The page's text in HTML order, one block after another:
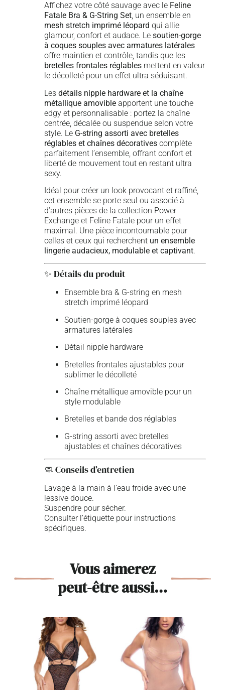
Affichez votre côté sauvage avec le Feline
Fatale Bra & G-String Set, un ensemble en
mesh stretch imprimé léopard qui allie
glamour, confort et audace. Le soutien-gorge
à coques souples avec armatures latérales
offre maintien et contrôle, tandis que les
bretelles frontales réglablesmettent en valeur
le décolleté pour un effet ultra séduisant.
Les détails nipple hardware et la chaîne
métallique amovibleapportent une touche
edgy et personnalisable : portez la chaîne
centrée, décalée ou suspendue selon votre
style. Le G-string assorti avec bretelles
réglables et chaînes décorativescomplète
parfaitement l’ensemble, offrant confort et
liberté de mouvement tout en restant ultra
sexy.
Idéal pour créer un look provocant et raffiné,
cet ensemble se porte seul ou associé à
d’autres pièces de la collection Power
Exchange et Feline Fatale pour un effet
maximal. Une pièce incontournable pour
celles et ceux qui recherchent un ensemble
lingerie audacieux, modulable et captivant.
✨ Détails du produit
Ensemble bra & G-string en mesh
stretch imprimé léopard
Soutien-gorge à coques souples avec
armatures latérales
Détail nipple hardware
Bretelles frontales ajustables pour
sublimer le décolleté
Chaîne métallique amovible pour un
style modulable
Bretelles et bande dos réglables
G-string assorti avec bretelles
ajustables et chaînes décoratives
🧼 Conseils d’entretien
Lavage à la main à l’eau froide avec une
lessive douce.
Suspendre pour sécher.
Consulter l’étiquette pour instructions
spécifiques.
Vous aimerez
peut-être aussi…